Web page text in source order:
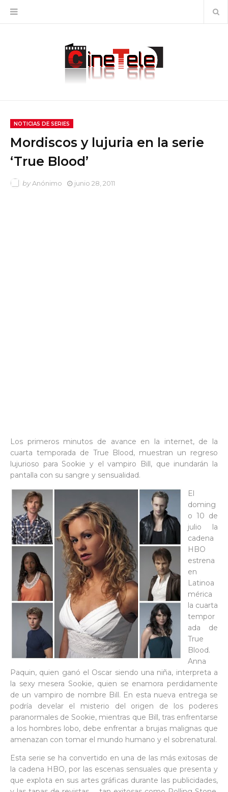
NOTICIAS DE SERIES
Mordiscos y lujuria en la serie
‘True Blood’
byAnónimo junio 28, 2011
Los primeros minutos de avance en la internet, de la
cuarta temporada de True Blood, muestran un regreso
lujurioso para Sookie y el vampiro Bill, que inundarán la
pantalla con su sangre y sensualidad.
El
doming
o 10 de
julio la
cadena
HBO
estrena
en
Latinoa
mérica
la cuarta
tempor
ada de
True
Blood.
Anna
Paquin, quien ganó el Oscar siendo una niña, interpreta a
la sexy mesera Sookie, quien se enamora perdidamente
de un vampiro de nombre Bill. En esta nueva entrega se
podría develar el misterio del origen de los poderes
paranormales de Sookie, mientras que Bill, tras enfrentarse
a los hombres lobo, debe enfrentar a brujas malignas que
amenazan con tomar el mundo humano y el sobrenatural.
Esta serie se ha convertido en una de las más exitosas de
la cadena HBO, por las escenas sensuales que presenta y
que explota en sus artes gráficas durante las publicidades,